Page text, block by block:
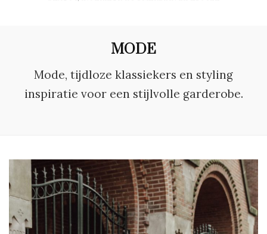
MODE
Mode, tijdloze klassiekers en styling
inspiratie voor een stijlvolle garderobe.